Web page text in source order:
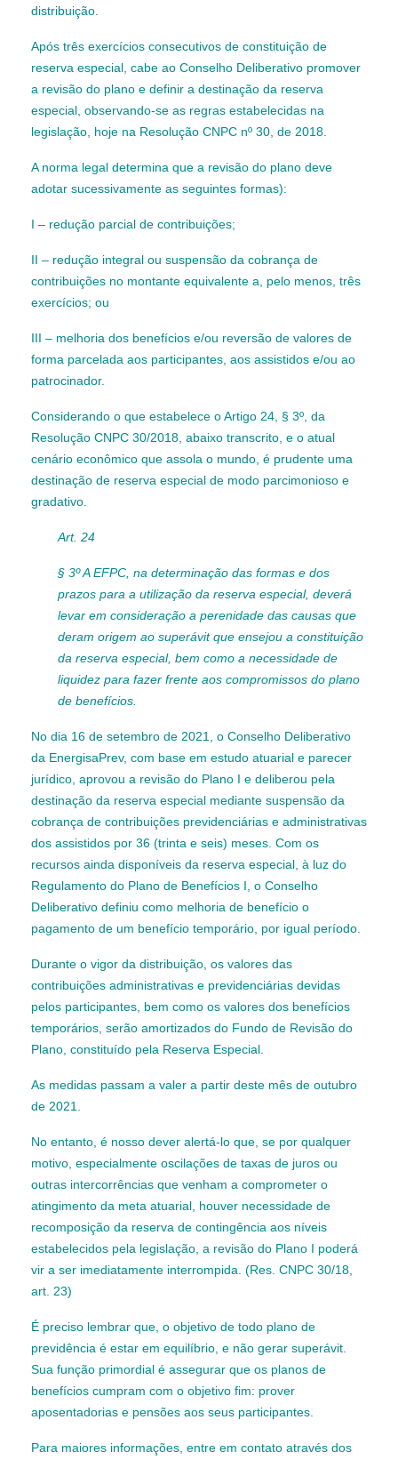
distribuição.
Após três exercícios consecutivos de constituição de
reserva especial, cabe ao Conselho Deliberativo promover
a revisão do plano e definir a destinação da reserva
especial, observando-se as regras estabelecidas na
legislação, hoje na Resolução CNPC nº 30, de 2018.
A norma legal determina que a revisão do plano deve
adotar sucessivamente as seguintes formas):
I – redução parcial de contribuições;
II – redução integral ou suspensão da cobrança de
contribuições no montante equivalente a, pelo menos, três
exercícios; ou
III – melhoria dos benefícios e/ou reversão de valores de
forma parcelada aos participantes, aos assistidos e/ou ao
patrocinador.
Considerando o que estabelece o Artigo 24, § 3º, da
Resolução CNPC 30/2018, abaixo transcrito, e o atual
cenário econômico que assola o mundo, é prudente uma
destinação de reserva especial de modo parcimonioso e
gradativo.
Art. 24
§ 3º A EFPC, na determinação das formas e dos
prazos para a utilização da reserva especial, deverá
levar em consideração a perenidade das causas que
deram origem ao superávit que ensejou a constituição
da reserva especial, bem como a necessidade de
liquidez para fazer frente aos compromissos do plano
de benefícios.
No dia 16 de setembro de 2021, o Conselho Deliberativo
da EnergisaPrev, com base em estudo atuarial e parecer
jurídico, aprovou a revisão do Plano I e deliberou pela
destinação da reserva especial mediante suspensão da
cobrança de contribuições previdenciárias e administrativas
dos assistidos por 36 (trinta e seis) meses. Com os
recursos ainda disponíveis da reserva especial, à luz do
Regulamento do Plano de Benefícios I, o Conselho
Deliberativo definiu como melhoria de benefício o
pagamento de um benefício temporário, por igual período.
Durante o vigor da distribuição, os valores das
contribuições administrativas e previdenciárias devidas
pelos participantes, bem como os valores dos benefícios
temporários, serão amortizados do Fundo de Revisão do
Plano, constituído pela Reserva Especial.
As medidas passam a valer a partir deste mês de outubro
de 2021.
No entanto, é nosso dever alertá-lo que, se por qualquer
motivo, especialmente oscilações de taxas de juros ou
outras intercorrências que venham a comprometer o
atingimento da meta atuarial, houver necessidade de
recomposição da reserva de contingência aos níveis
estabelecidos pela legislação, a revisão do Plano I poderá
vir a ser imediatamente interrompida. (Res. CNPC 30/18,
art. 23)
É preciso lembrar que, o objetivo de todo plano de
previdência é estar em equilíbrio, e não gerar superávit.
Sua função primordial é assegurar que os planos de
benefícios cumpram com o objetivo fim: prover
aposentadorias e pensões aos seus participantes.
Para maiores informações, entre em contato através dos